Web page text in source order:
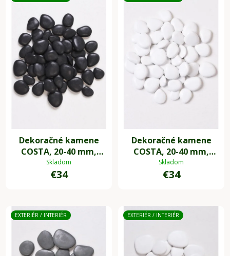
Dekoračné kamene
COSTA, 20-40 mm,
plast, čierna
Skladom
€34
Dekoračné kamene
COSTA, 20-40 mm,
plast, biela
Skladom
€34
EXTERIÉR / INTERIÉR EXTERIÉR / INTERIÉR